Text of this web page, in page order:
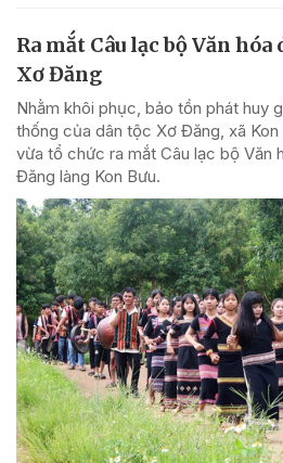
Ra mắt Câu lạc bộ Văn
Xơ Đăng
Nhằm khôi phục, bảo tồn phát huy
thống của dân tộc Xơ Đăng, xã Kon
vừa tổ chức ra mắt Câu lạc bộ Văn
Đăng làng Kon Bưu.